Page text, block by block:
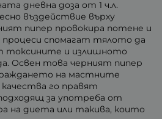
дневна доза от 1 ч.л.
въздействие върху
пипер провокира потене и
процеси спомагат тялото да
токсините и излишното
Освен това черният пипер
на мастните
качества го правят
за употреба от
на диета или такива, които